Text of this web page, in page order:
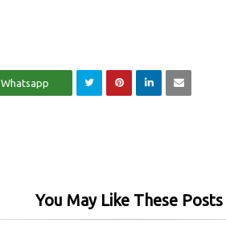
Whatsapp
You May Like These Posts